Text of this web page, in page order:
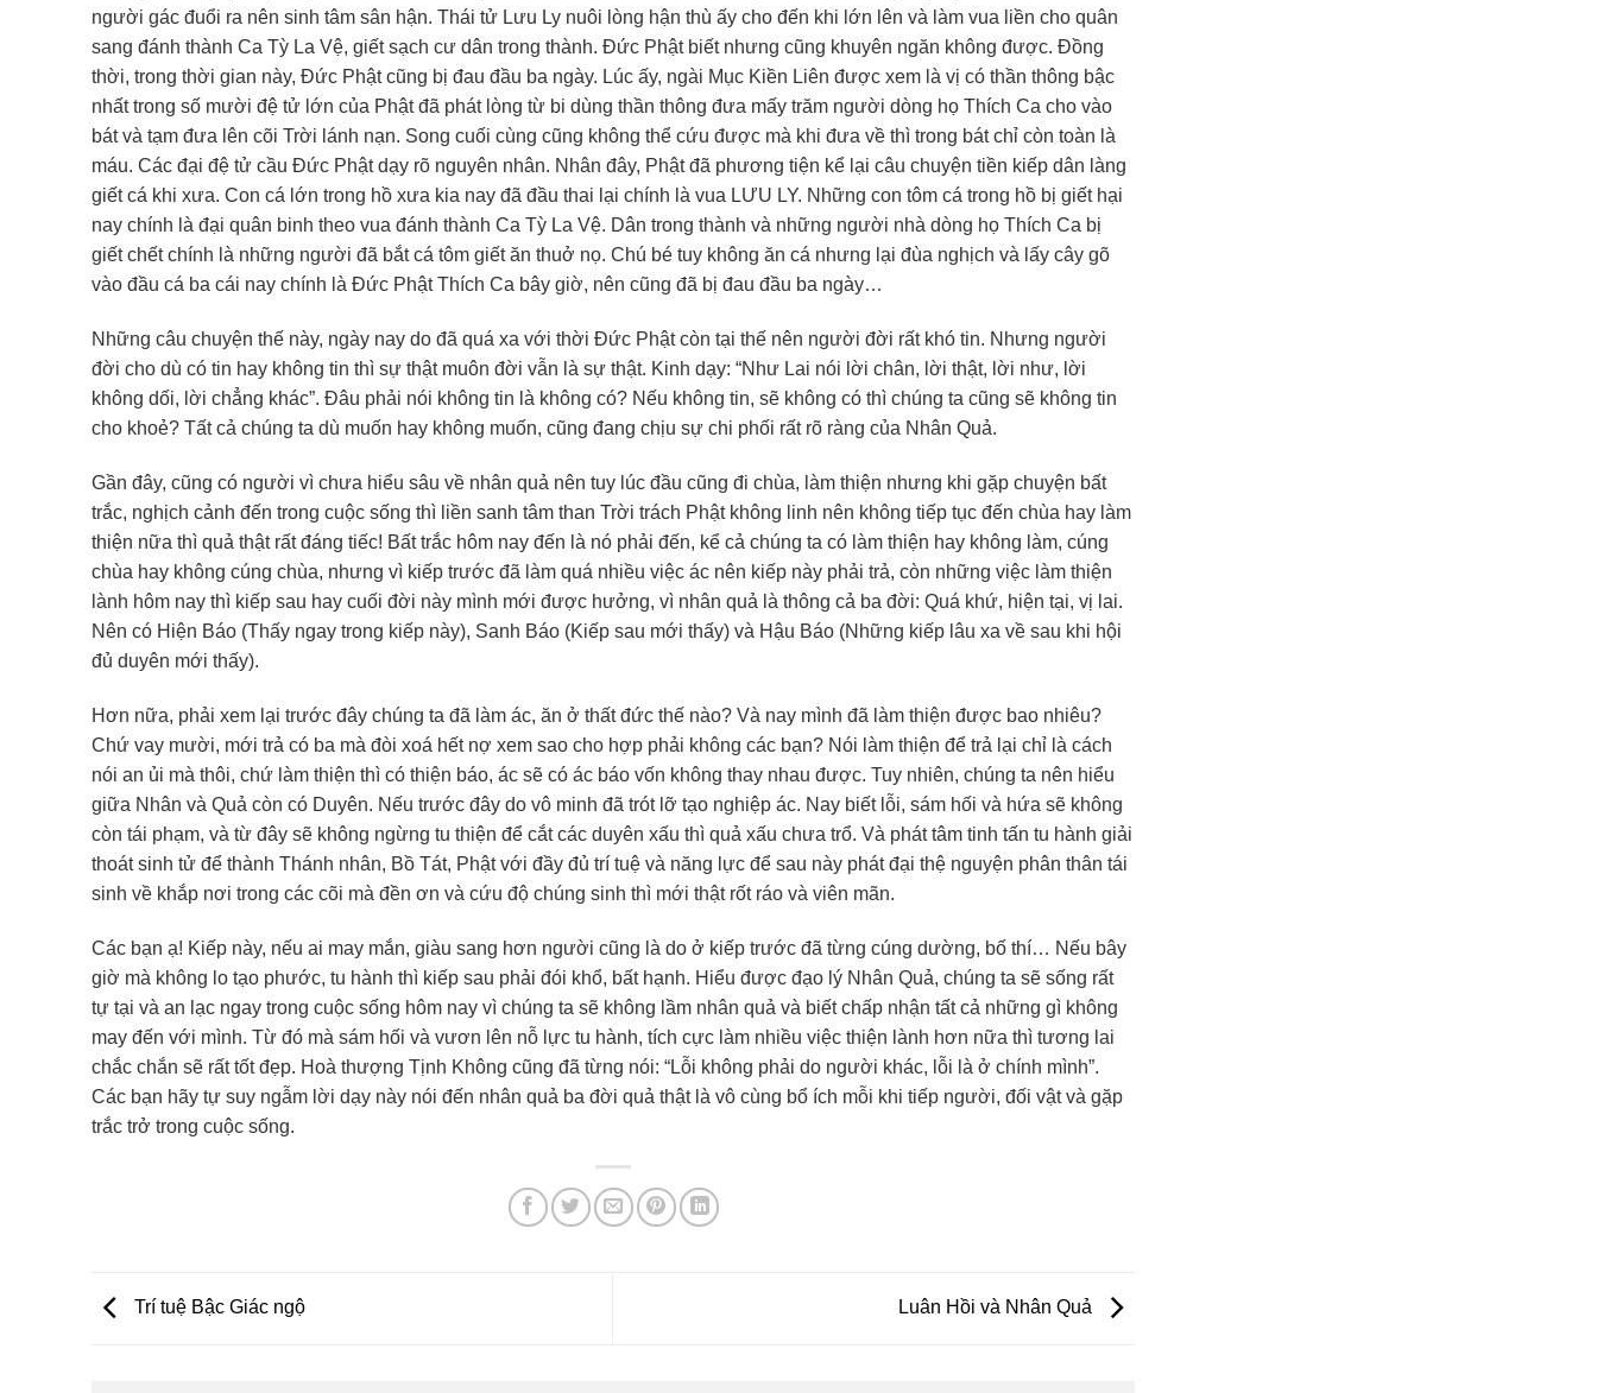
người gác đuổi ra nên sinh tâm sân hận. Thái tử Lưu Ly nuôi lòng hận thù ấy cho đến khi lớn lên và làm vua liền cho quân
sang đánh thành Ca Tỳ La Vệ, giết sạch cư dân trong thành. Đức Phật biết nhưng cũng khuyên ngăn không được. Đồng
thời, trong thời gian này, Đức Phật cũng bị đau đầu ba ngày. Lúc ấy, ngài Mục Kiền Liên được xem là vị có thần thông bậc
nhất trong số mười đệ tử lớn của Phật đã phát lòng từ bi dùng thần thông đưa mấy trăm người dòng họ Thích Ca cho vào
bát và tạm đưa lên cõi Trời lánh nạn. Song cuối cùng cũng không thể cứu được mà khi đưa về thì trong bát chỉ còn toàn là
máu. Các đại đệ tử cầu Đức Phật dạy rõ nguyên nhân. Nhân đây, Phật đã phương tiện kể lại câu chuyện tiền kiếp dân làng
giết cá khi xưa. Con cá lớn trong hồ xưa kia nay đã đầu thai lại chính là vua LƯU LY. Những con tôm cá trong hồ bị giết hại
nay chính là đại quân binh theo vua đánh thành Ca Tỳ La Vệ. Dân trong thành và những người nhà dòng họ Thích Ca bị
giết chết chính là những người đã bắt cá tôm giết ăn thuở nọ. Chú bé tuy không ăn cá nhưng lại đùa nghịch và lấy cây gõ
vào đầu cá ba cái nay chính là Đức Phật Thích Ca bây giờ, nên cũng đã bị đau đầu ba ngày…
Những câu chuyện thế này, ngày nay do đã quá xa với thời Đức Phật còn tại thế nên người đời rất khó tin. Nhưng người
đời cho dù có tin hay không tin thì sự thật muôn đời vẫn là sự thật. Kinh dạy: “Như Lai nói lời chân, lời thật, lời như, lời
không dối, lời chẳng khác”. Đâu phải nói không tin là không có? Nếu không tin, sẽ không có thì chúng ta cũng sẽ không tin
cho khoẻ? Tất cả chúng ta dù muốn hay không muốn, cũng đang chịu sự chi phối rất rõ ràng của Nhân Quả.
Gần đây, cũng có người vì chưa hiểu sâu về nhân quả nên tuy lúc đầu cũng đi chùa, làm thiện nhưng khi gặp chuyện bất
trắc, nghịch cảnh đến trong cuộc sống thì liền sanh tâm than Trời trách Phật không linh nên không tiếp tục đến chùa hay làm
thiện nữa thì quả thật rất đáng tiếc! Bất trắc hôm nay đến là nó phải đến, kể cả chúng ta có làm thiện hay không làm, cúng
chùa hay không cúng chùa, nhưng vì kiếp trước đã làm quá nhiều việc ác nên kiếp này phải trả, còn những việc làm thiện
lành hôm nay thì kiếp sau hay cuối đời này mình mới được hưởng, vì nhân quả là thông cả ba đời: Quá khứ, hiện tại, vị lai.
Nên có Hiện Báo (Thấy ngay trong kiếp này), Sanh Báo (Kiếp sau mới thấy) và Hậu Báo (Những kiếp lâu xa về sau khi hội
đủ duyên mới thấy).
Hơn nữa, phải xem lại trước đây chúng ta đã làm ác, ăn ở thất đức thế nào? Và nay mình đã làm thiện được bao nhiêu?
Chứ vay mười, mới trả có ba mà đòi xoá hết nợ xem sao cho hợp phải không các bạn? Nói làm thiện để trả lại chỉ là cách
nói an ủi mà thôi, chứ làm thiện thì có thiện báo, ác sẽ có ác báo vốn không thay nhau được. Tuy nhiên, chúng ta nên hiểu
giữa Nhân và Quả còn có Duyên. Nếu trước đây do vô minh đã trót lỡ tạo nghiệp ác. Nay biết lỗi, sám hối và hứa sẽ không
còn tái phạm, và từ đây sẽ không ngừng tu thiện để cắt các duyên xấu thì quả xấu chưa trổ. Và phát tâm tinh tấn tu hành giải
thoát sinh tử để thành Thánh nhân, Bồ Tát, Phật với đầy đủ trí tuệ và năng lực để sau này phát đại thệ nguyện phân thân tái
sinh về khắp nơi trong các cõi mà đền ơn và cứu độ chúng sinh thì mới thật rốt ráo và viên mãn.
Các bạn ạ! Kiếp này, nếu ai may mắn, giàu sang hơn người cũng là do ở kiếp trước đã từng cúng dường, bố thí… Nếu bây
giờ mà không lo tạo phước, tu hành thì kiếp sau phải đói khổ, bất hạnh. Hiểu được đạo lý Nhân Quả, chúng ta sẽ sống rất
tự tại và an lạc ngay trong cuộc sống hôm nay vì chúng ta sẽ không lầm nhân quả và biết chấp nhận tất cả những gì không
may đến với mình. Từ đó mà sám hối và vươn lên nỗ lực tu hành, tích cực làm nhiều việc thiện lành hơn nữa thì tương lai
chắc chắn sẽ rất tốt đẹp. Hoà thượng Tịnh Không cũng đã từng nói: “Lỗi không phải do người khác, lỗi là ở chính mình”.
Các bạn hãy tự suy ngẫm lời dạy này nói đến nhân quả ba đời quả thật là vô cùng bổ ích mỗi khi tiếp người, đối vật và gặp
trắc trở trong cuộc sống.
Trí tuệ Bậc Giác ngộ Luân Hồi và Nhân Quả